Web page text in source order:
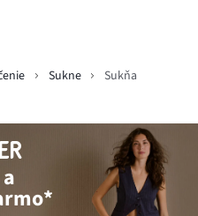
Sukne Sukňa